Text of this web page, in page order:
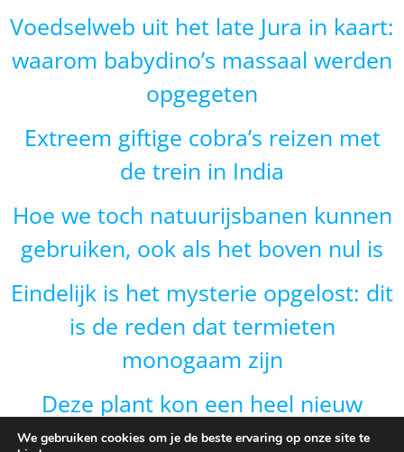
Voedselweb uit het late Jura in kaart:
waarom babydino’s massaal werden
opgegeten
Extreem giftige cobra’s reizen met
de trein in India
Hoe we toch natuurijsbanen kunnen
gebruiken, ook als het boven nul is
Eindelijk is het mysterie opgelost: dit
is de reden dat termieten
monogaam zijn
Deze plant kon een heel nieuw
gebied veroveren door van vorm te
We gebruiken cookies om je de beste ervaring op onze site te